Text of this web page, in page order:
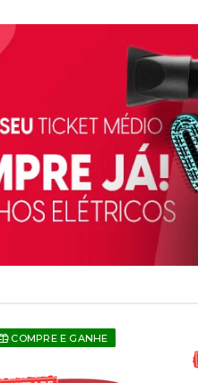
COMPRE E GANHE